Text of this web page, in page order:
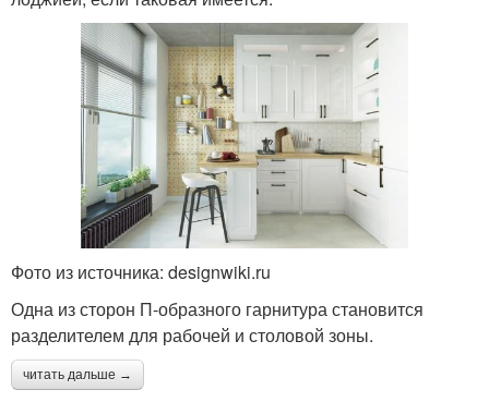
Фото из источника: designwiki.ru
Одна из сторон П-образного гарнитура становится
разделителем для рабочей и столовой зоны.
читать дальше →